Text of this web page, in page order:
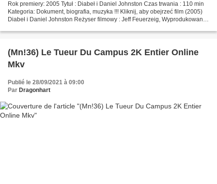
Rok premiery: 2005 Tytuł : Diabeł i Daniel Johnston Czas trwania : 110 min
Kategoria: Dokument, biografia, muzyka !!! Kliknij, aby obejrzeć film (2005)
Diabeł i Daniel Johnston Reżyser filmowy : Jeff Feuerzeig, Wyprodukowano
(Mn!36) Le Tueur Du Campus 2K Entier Online
Mkv
Publié le 28/09/2021 à 09:00
Par Dragonhart